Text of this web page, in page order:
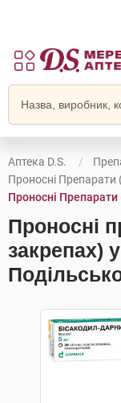
Аптека D.S.
Проносні Препарати
Проносні
Проносні
закрепах)